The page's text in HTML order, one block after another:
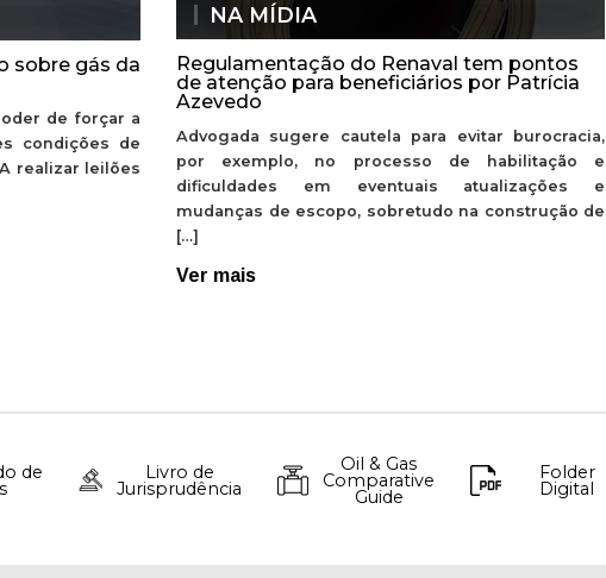
sobre gás da
de forçar a
condições de
realizar leilões
NA MÍDIA
Regulamentação do Renaval tem pontos
de atenção para beneficiários por Patrícia
Azevedo
Advogada sugere cautela para evitar burocracia,
por exemplo, no processo de habilitação e
dificuldades em eventuais atualizações e
mudanças de escopo, sobretudo na construção de
[…]
Ver mais
de Livro de
Jurisprudência
Oil & Gas
Comparative
Guide
Folder
Digital